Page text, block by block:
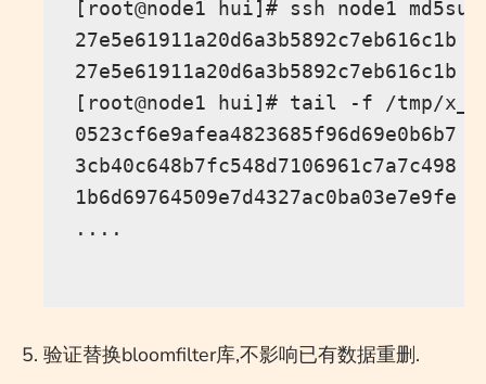
[root@node1 hui]# ssh node1
27e5e61911a20d6a3b5892c7eb616c1b
27e5e61911a20d6a3b5892c7eb616c1b
[root@node1 hui]# tail -f /tmp/x_1
....
验证替换bloomfilter库,不影响已有数据重删.